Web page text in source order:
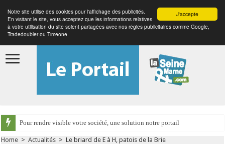
J'accepte
Notre site utilise des cookies pour l'affichage des publicités.
En visitant le site, vous acceptez que les informations relatives
à votre utilisation du site soient partagées avec nos régies publicitaires comme Google,
Tradedoubler ou Timeone.
Pour rendre visible votre société, une solution notre portail
Home > Actualités > Le briard de E à H, patois de la Brie